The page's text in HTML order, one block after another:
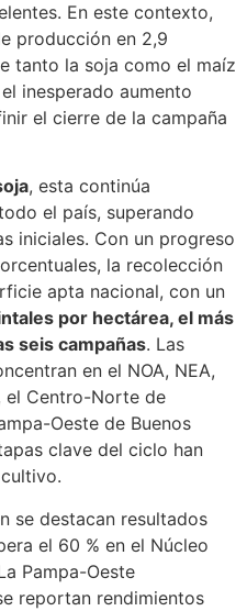
En este contexto,
producción en 2,9
tanto la soja como el maíz
inesperado aumento
el cierre de la campaña
, esta continúa
el país, superando
iniciales. Con un progreso
la recolección
apta nacional, con un
por hectárea, el más
seis campañas. Las
en el NOA, NEA,
el Centro-Norte de
Oeste de Buenos
clave del ciclo han
se destacan resultados
el 60 % en el Núcleo
Pampa-Oeste
reportan rendimientos